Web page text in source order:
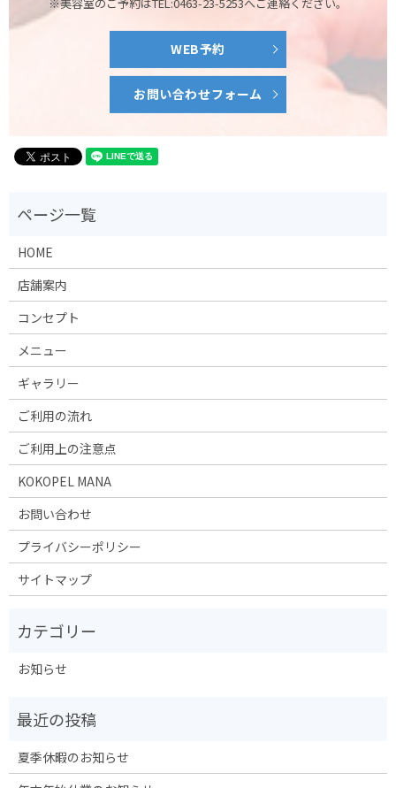
WEB予約
お問い合わせフォーム
HOME
店舗案内
コンセプト
メニュー
ギャラリー
ご利用の流れ
ご利用上の注意点
KOKOPEL MANA
お問い合わせ
プライバシーポリシー
サイトマップ
お知らせ
夏季休暇のお知らせ